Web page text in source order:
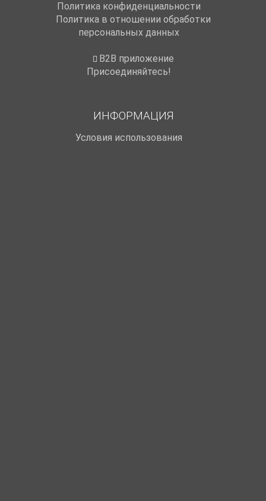
Политика конфиденциальности
Политика в отношении обработки
персональных данных
B2B приложение
Присоединяйтесь!
ИНФОРМАЦИЯ
Условия использования